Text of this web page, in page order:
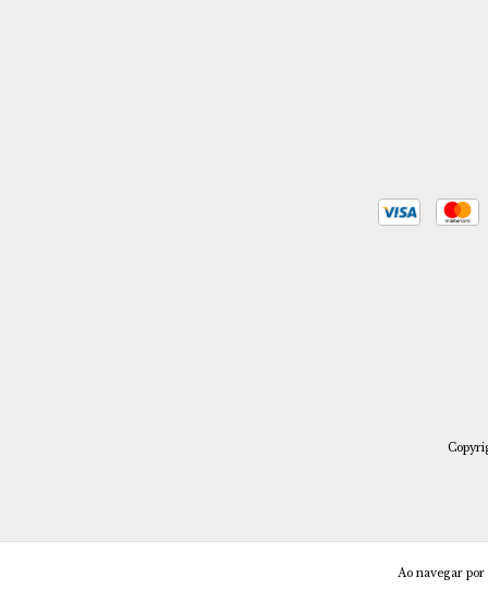
Ao navegar por